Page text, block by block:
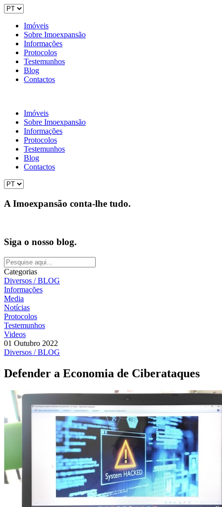
Imóveis
Sobre Imoexpansão
Informações
Protocolos
Testemunhos
Blog
Contactos
Imóveis
Sobre Imoexpansão
Informações
Protocolos
Testemunhos
Blog
Contactos
A Imoexpansão conta-lhe tudo.
Siga o nosso blog.
Categorias
Diversos / BLOG
Informações
Media
Notícias
Protocolos
Testemunhos
Videos
01 Outubro 2022
Diversos / BLOG
Defender a Economia de Ciberataques